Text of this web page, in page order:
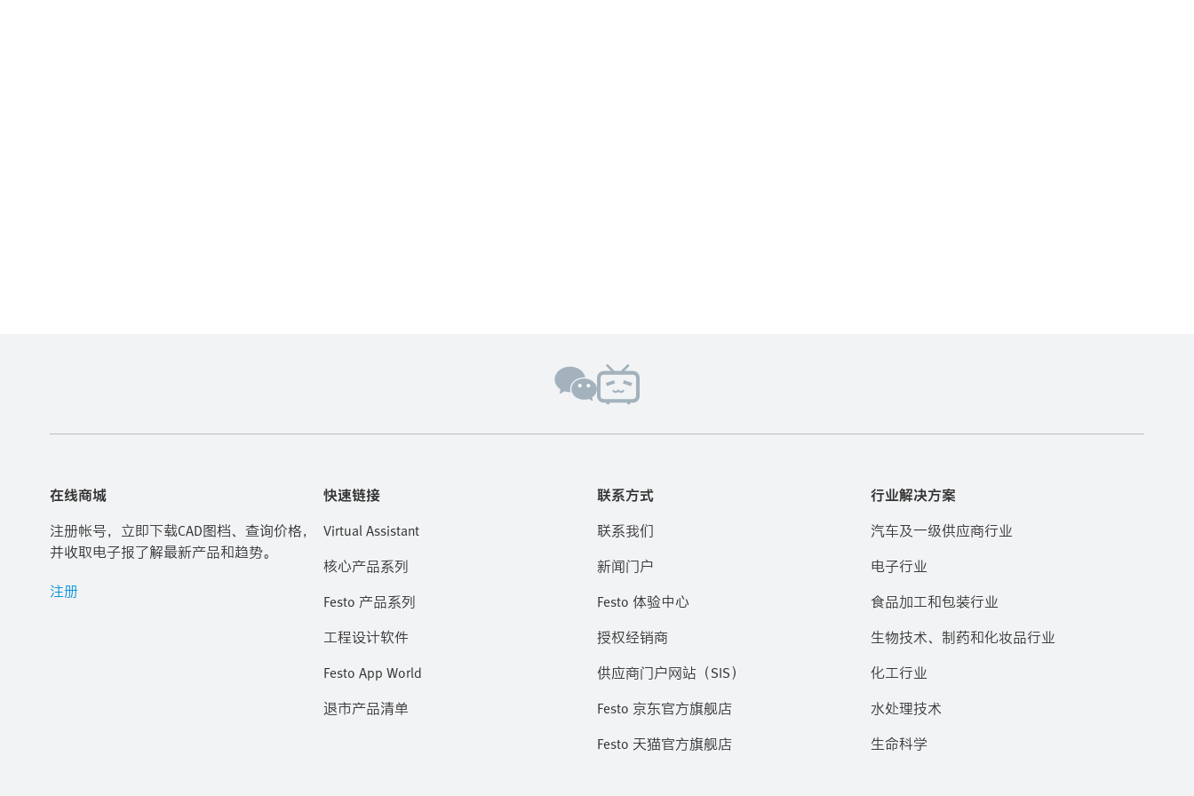
在线商城
注册帐号，立即下载CAD图档、查询价格，
并收取电子报了解最新产品和趋势。
注册
快速链接
Virtual Assistant
核心产品系列
Festo 产品系列
工程设计软件
Festo App World
退市产品清单
联系方式
联系我们
新闻门户
Festo 体验中心
授权经销商
供应商门户网站（SIS）
Festo 京东官方旗舰店
Festo 天猫官方旗舰店
行业解决方案
汽车及一级供应商行业
电子行业
食品加工和包装行业
生物技术、制药和化妆品行业
化工行业
水处理技术
生命科学